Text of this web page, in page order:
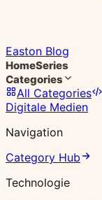
Easton Blog
HomeSeries
Categories
All Categories
Digitale Medien
Navigation
Category Hub
Technologie